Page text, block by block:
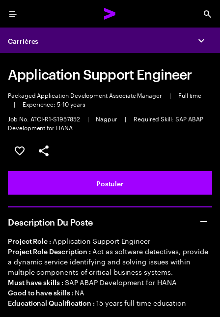
Menu
Carrières
Application Support Engineer
Packaged Application Development Associate Manager |
Full time
|
Experience: 5-10 years
Job No. ATCI-R1-S1957852
| Nagpur |
Required Skill: SAP ABAP
Development for HANA
Sélectionner pour enregistrer l'annonce
PARTAGER
Postuler
Description Du Poste
Project Role : Application Support Engineer
Project Role Description : Act as software detectives, provide
a dynamic service identifying and solving issues within
multiple components of critical business systems.
Must have skills : SAP ABAP Development for HANA
Good to have skills : NA
Educational Qualification :15 years full time education